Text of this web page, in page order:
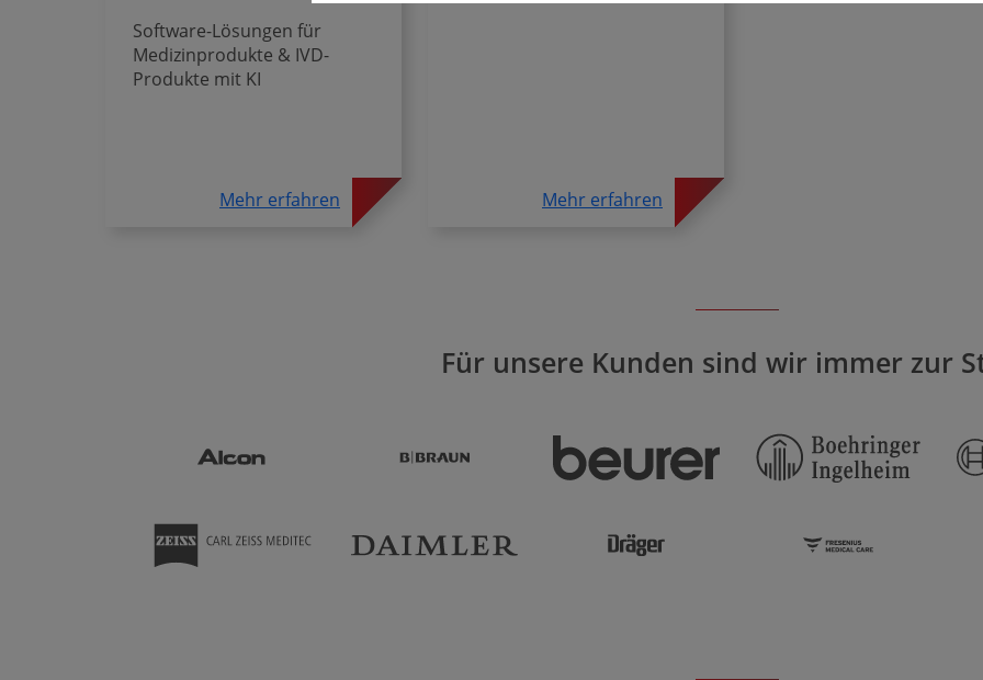
Software-Lösungen für
Medizinprodukte & IVD-
Produkte mit KI
Mehr erfahren Mehr erfahren
Für unsere Kunden sind wir immer zur